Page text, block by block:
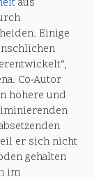
Einige
Co-Autor
höhere und
er sich nicht
gehalten
im